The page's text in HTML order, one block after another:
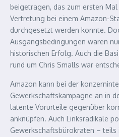
beigetragen, das zum ersten
Vertretung bei einem Amazon-
durchgesetzt werden konnte.
Ausgangsbedingungen waren
historischen Erfolg. Auch die
rund um Chris Smalls war
Amazon kann bei der
Gewerkschaftskampagne an in
latente Vorurteile gegenüber
anknüpfen. Auch Linksradikale
Gewerkschaftsbürokraten –